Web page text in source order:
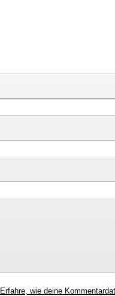
Erfahre, wie deine